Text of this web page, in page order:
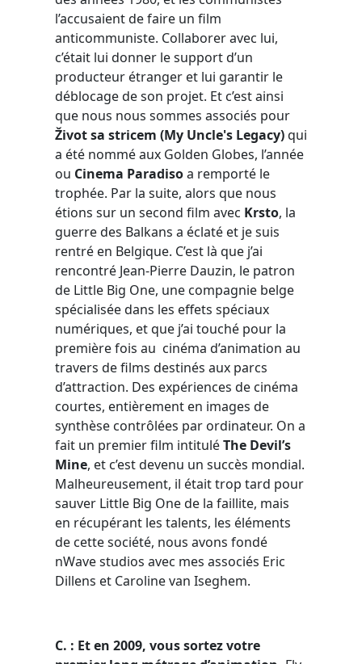
l’accusaient de faire un film
anticommuniste. Collaborer avec lui,
c’était lui donner le support d’un
producteur étranger et lui garantir le
déblocage de son projet. Et c’est ainsi
que nous nous sommes associés pour
Život sa stricem (My Uncle's Legacy)qui
a été nommé aux Golden Globes, l’année
ou Cinema Paradisoa remporté le
trophée. Par la suite, alors que nous
étions sur un second film avec Krsto, la
guerre des Balkans a éclaté et je suis
rentré en Belgique. C’est là que j’ai
rencontré Jean-Pierre Dauzin, le patron
de Little Big One, une compagnie belge
spécialisée dans les effets spéciaux
numériques, et que j’ai touché pour la
première fois au cinéma d’animation au
travers de films destinés aux parcs
d’attraction. Des expériences de cinéma
courtes, entièrement en images de
synthèse contrôlées par ordinateur. On a
fait un premier film intituléThe Devil’s
Mine, et c’est devenu un succès mondial.
Malheureusement, il était trop tard pour
sauver Little Big One de la faillite, mais
en récupérant les talents, les éléments
de cette société, nous avons fondé
nWave studios avec mes associés Eric
Dillens et Caroline van Iseghem.
C. : Et en 2009, vous sortez votre